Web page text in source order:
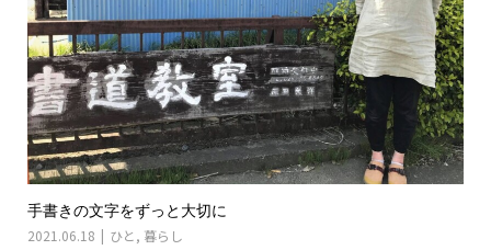
手書きの文字をずっと大切に
2021.06.18 ひと , 暮らし